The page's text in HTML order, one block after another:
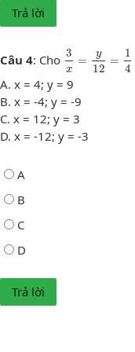
Câu 4: Cho 3
x
=
y
12
=
1
4
3x 12
A. x = 4; y = 9
B. x = -4; y = -9
C. x = 12; y = 3
D. x = -12; y = -3
A
B
C
D